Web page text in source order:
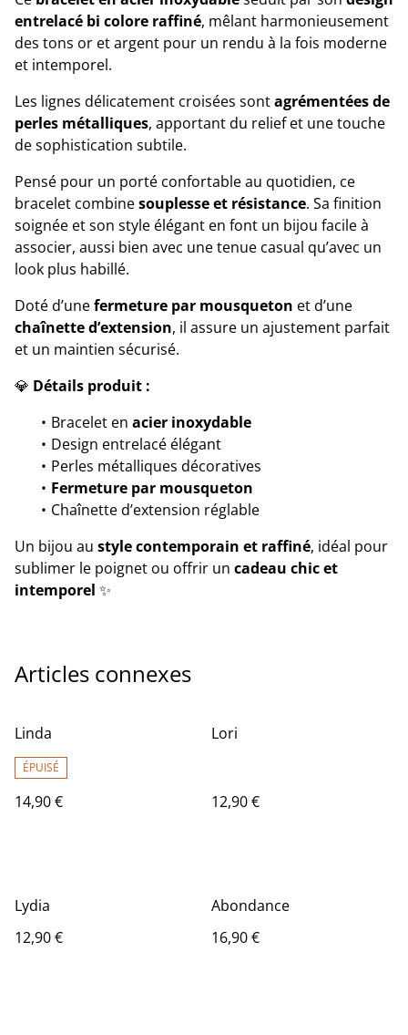
entrelacé bi colore raffiné, mêlant harmonieusement
des tons or et argent pour un rendu à la fois moderne
et intemporel.
Les lignes délicatement croisées sontagrémentées de
perles métalliques, apportant du relief et une touche
de sophistication subtile.
Pensé pour un porté confortable au quotidien, ce
bracelet combinesouplesse et résistance. Sa finition
soignée et son style élégant en font un bijou facile à
associer, aussi bien avec une tenue casual qu’avec un
look plus habillé.
Doté d’unefermeture par mousqueton et d’une
chaînette d’extension, il assure un ajustement parfait
et un maintien sécurisé.
💎 Détails produit :
Bracelet en acier inoxydable
Design entrelacé élégant
Perles métalliques décoratives
Fermeture par mousqueton
Chaînette d’extension réglable
Un bijou au style contemporain et raffiné, idéal pour
sublimer le poignet ou offrir un cadeau chic et
intemporel ✨
Articles connexes
Linda
ÉPUISÉ
14,90 €
Lori
12,90 €
Lydia
12,90 €
Abondance
16,90 €